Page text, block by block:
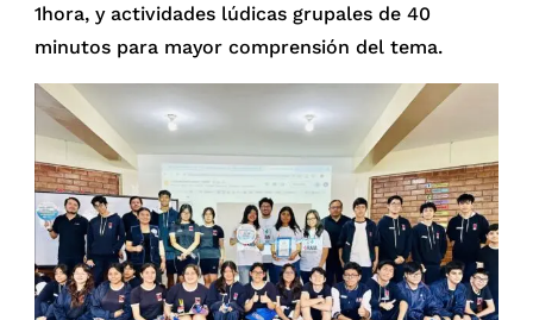
1hora, y actividades lúdicas grupales de 40
minutos para mayor comprensión del tema.